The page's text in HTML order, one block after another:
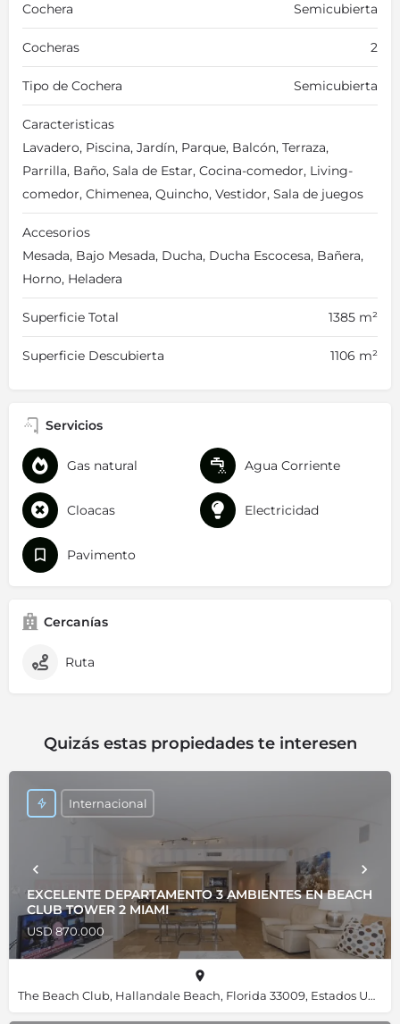
Cochera Semicubierta
Cocheras 2
Tipo de Cochera Semicubierta
Caracteristicas
Lavadero, Piscina, Jardín, Parque, Balcón, Terraza,
Parrilla, Baño, Sala de Estar, Cocina-comedor, Living-
comedor, Chimenea, Quincho, Vestidor, Sala de juegos
Accesorios
Mesada, Bajo Mesada, Ducha, Ducha Escocesa, Bañera,
Horno, Heladera
Superficie Total 1385 m²
Superficie Descubierta 1106 m²
Servicios
Gas natural Agua Corriente
Cloacas Electricidad
Pavimento
Cercanías
Ruta
Quizás estas propiedades te interesen
EXCELENTE DEPARTAMENTO 3 AMBIENTES EN BEACH
CLUB TOWER 2 MIAMI
USD 870.000
Internacional
The Beach Club, Hallandale Beach, Florida 33009, Estados Unidos, 25.98455, -80.11820